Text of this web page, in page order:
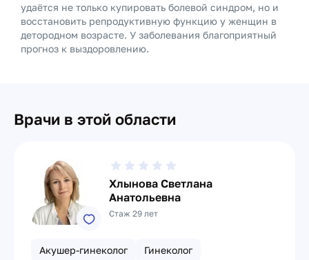
удаётся не только купировать болевой синдром, но и
восстановить репродуктивную функцию у женщин в
детородном возрасте. У заболевания благоприятный
прогноз к выздоровлению.
Врачи в этой области
Хлынова Светлана
Анатольевна
Стаж 29 лет
Акушер-гинеколог Гинеколог